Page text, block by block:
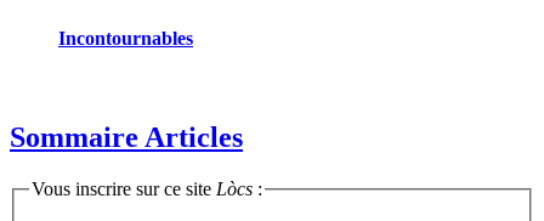
Incontournables
Sommaire Articles
Vous inscrire sur ce site Lòcs :